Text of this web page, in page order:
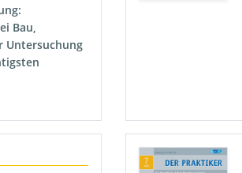
Bau,
Untersuchung